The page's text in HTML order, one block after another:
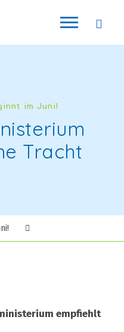
im Juni!
Tracht
empfiehlt